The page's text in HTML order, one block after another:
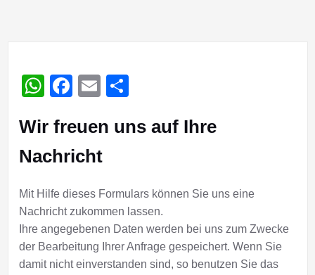
WhatsApp
Facebook
Email
Wir freuen uns auf Ihre
Nachricht
Mit Hilfe dieses Formulars können Sie uns eine
Nachricht zukommen lassen.
Ihre angegebenen Daten werden bei uns zum Zwecke
der Bearbeitung Ihrer Anfrage gespeichert. Wenn Sie
damit nicht einverstanden sind, so benutzen Sie das